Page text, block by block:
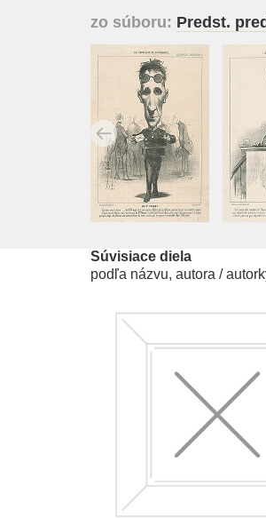
zo súboru: Predst.
Súvisiace diela
podľa názvu, autora /